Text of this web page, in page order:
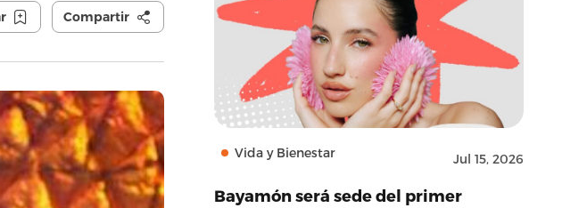
Compartir
Vida y Bienestar Jul 15, 2026
Bayamón será sede del primer